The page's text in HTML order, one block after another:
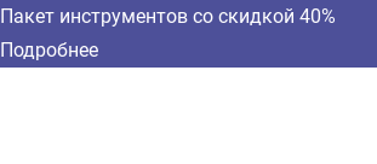
Пакет инструментов со скидкой 40%
Подробнее